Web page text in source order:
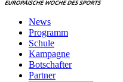
News
Programm
Schule
Kampagne
Botschafter
Partner